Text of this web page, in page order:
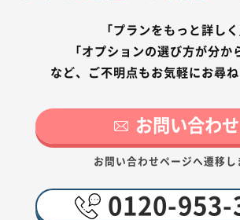
「プランをもっと詳しく
「オプションの選び方が分か
など、ご不明点もお気軽にお尋ね
お問い合わせ
お問い合わせページへ遷移し
0120-953-